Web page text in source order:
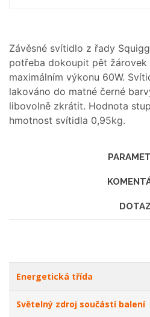
Závěsné svítidlo z řady
potřeba dokoupit pět žárovek
maximálním výkonu 60W.
lakováno do matné černé
libovolně zkrátit. Hodnota
hmotnost svítidla 0,95kg.
DOTAZ
Energetická třída
Světelný zdroj součástí balení